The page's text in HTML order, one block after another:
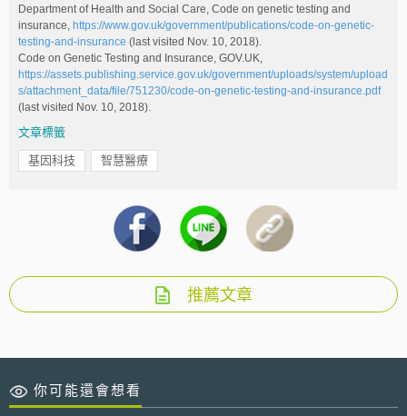
Department of Health and Social Care, Code on genetic testing and
insurance, https://www.gov.uk/government/publications/code-on-genetic-
testing-and-insurance (last visited Nov. 10, 2018).
Code on Genetic Testing and Insurance, GOV.UK,
https://assets.publishing.service.gov.uk/government/uploads/system/upload
s/attachment_data/file/751230/code-on-genetic-testing-and-insurance.pdf
(last visited Nov. 10, 2018).
文章標籤
基因科技 智慧醫療
推薦文章
你可能還會想看